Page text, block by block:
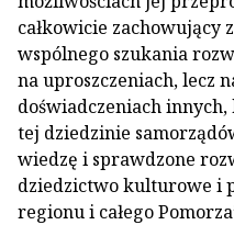
całkowicie zachowujący
wspólnego szukania
na uproszczeniach, lecz
doświadczeniach
tej dziedzinie
wiedzę i sprawdzone
dziedzictwo kulturowe i
regionu i całego